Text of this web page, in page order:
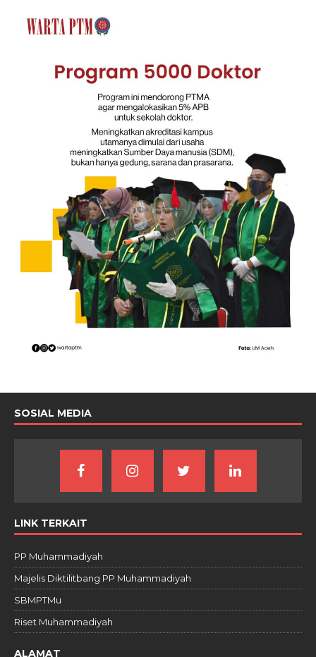
SOSIAL MEDIA
LINK TERKAIT
PP Muhammadiyah
Majelis Diktilitbang PP Muhammadiyah
SBMPTMu
Riset Muhammadiyah
ALAMAT